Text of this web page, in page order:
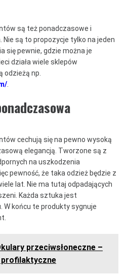
są też ponadczasowe i
Nie są to propozycje tylko na jeden
się pewnie, gdzie można je
działa wiele sklepów
np.
cechują się na pewno wysoką
elegancją. Tworzone są z
na uszkodzenia
pewność, że taka odzież będzie z
lat. Nie ma tutaj odpadających
Każda sztuka jest
W końcu te produkty sygnuje
przeciwsłoneczne –
profilaktyczne